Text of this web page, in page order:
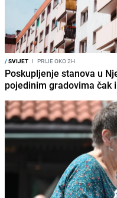
/SVIJET I PRIJE OKO 2H
Poskupljenje stanova u
pojedinim gradovima čak